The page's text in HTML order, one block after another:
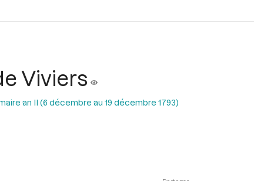
Viviers
an II (6 décembre au 19 décembre 1793)